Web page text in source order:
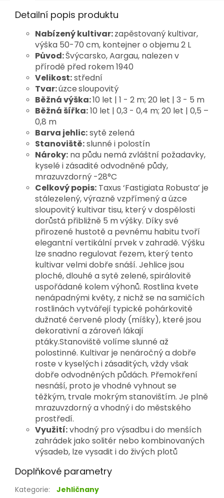
Detailní popis produktu
Nabízený kultivar:zapěstovaný kultivar,
výška 50-70 cm, kontejner o objemu 2 L
Původ:Švýcarsko, Aargau, nalezen v
přírodě před rokem 1940
Velikost:střední
Tvar:úzcesloupovitý
Běžná výška:10 let | 1 - 2 m; 20 let | 3 - 5 m
Běžná šířka:10 let | 0,3 - 0,4 m; 20 let | 0,5 –
0,8 m
Barva jehlic:sytě zelená
Stanoviště:slunné i polostín
Nároky: na půdu nemá zvláštní požadavky,
kyselé i zásadité odvodněné půdy,
mrazuvzdorný -28°C
Celkový popis: Taxus ‘Fastigiata Robusta’ je
stálezelený, výrazně vzpřímený a úzce
sloupovitý kultivar tisu, který v dospělosti
dorůstá přibližně 5 m výšky. Díky své
přirozené hustotě a pevnému habitu tvoří
elegantní vertikální prvek v zahradě. Výšku
lze snadno regulovat řezem, který tento
kultivar velmi dobře snáší. Jehlice jsou
ploché, dlouhé a sytě zelené, spirálovitě
uspořádané kolem výhonů. Rostlina kvete
nenápadnými květy, z nichž se na samičích
rostlinách vytvářejí typické pohárkovitě
dužnaté červené plody (míšky), které jsou
dekorativní a zároveň lákají
ptáky.Stanoviště volíme slunné až
polostinné. Kultivar je nenáročný a dobře
roste v kyselých i zásaditých, vždy však
dobře odvodněných půdách. Přemokření
nesnáší, proto je vhodné vyhnout se
těžkým, trvale mokrým stanovištím. Je plně
mrazuvzdorný a vhodný i do městského
prostředí.
Využití:vhodný pro výsadbu i do menších
zahrádek jako solitér nebo kombinovaných
výsadeb, lze vysadit i do živých plotů
Doplňkové parametry
Kategorie:
Jehličnany